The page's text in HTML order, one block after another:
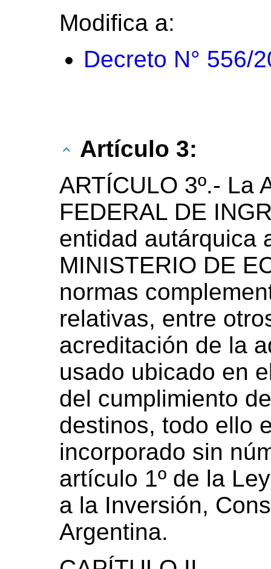
Modifica a:
Decreto N° 556/
Artículo 3:
ARTÍCULO 3º.- La
FEDERAL DE
entidad autárquica
MINISTERIO DE
normas
relativas, entre
acreditación de la
usado ubicado en
del cumplimiento
destinos, todo ello
incorporado sin
artículo 1º de la
a la Inversión,
Argentina.